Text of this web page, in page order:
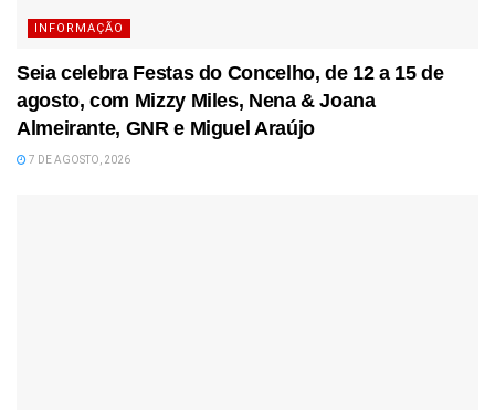
INFORMAÇÃO
Seia celebra Festas do Concelho, de 12 a 15 de
agosto, com Mizzy Miles, Nena & Joana
Almeirante, GNR e Miguel Araújo
7 DE AGOSTO, 2026